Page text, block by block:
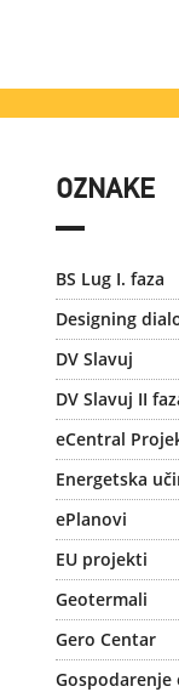
OZNAKE
BS Lug I. faza
Designing
DV Slavuj
DV Slavuj II
eCentral
Energetska
ePlanovi
EU projekti
Geotermali
Gero Centar